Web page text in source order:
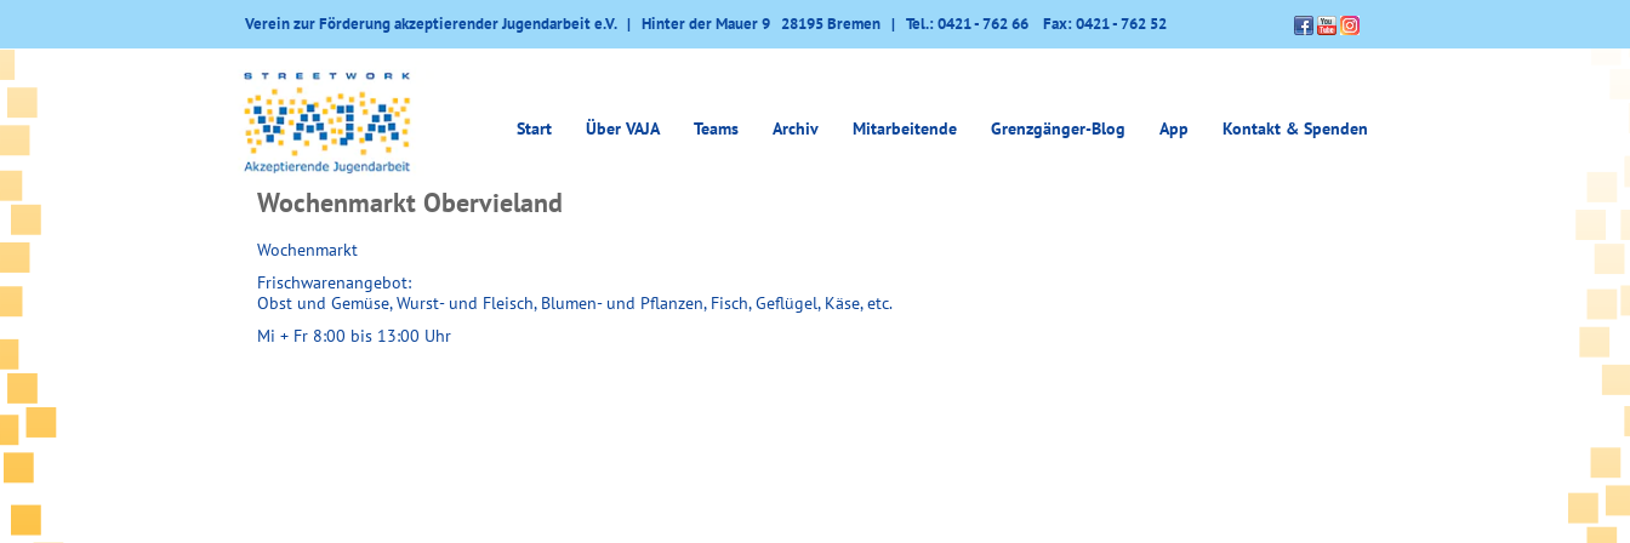
Verein zur Förderung akzeptierender Jugendarbeit e.V. | Hinter der Mauer 9 28195 Bremen | Tel.: 0421 - 762 66 Fax: 0421 - 762 52
Start Über VAJA Teams Archiv Mitarbeitende Grenzgänger-Blog App Kontakt & Spenden
Wochenmarkt Obervieland
Wochenmarkt
Frischwarenangebot:
Obst und Gemüse, Wurst- und Fleisch, Blumen- und Pflanzen, Fisch, Geflügel, Käse, etc.
Mi + Fr 8:00 bis 13:00 Uhr